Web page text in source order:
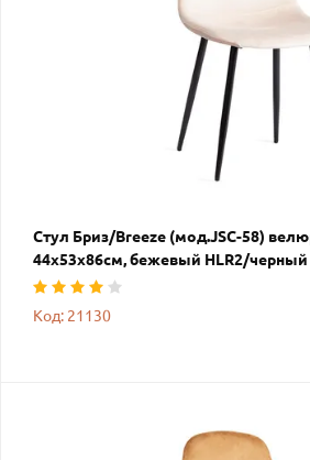
Стул Бриз/Breeze (мод.JSC-58)
44х53х86см, бежевый HLR2/черный
Код: 21130